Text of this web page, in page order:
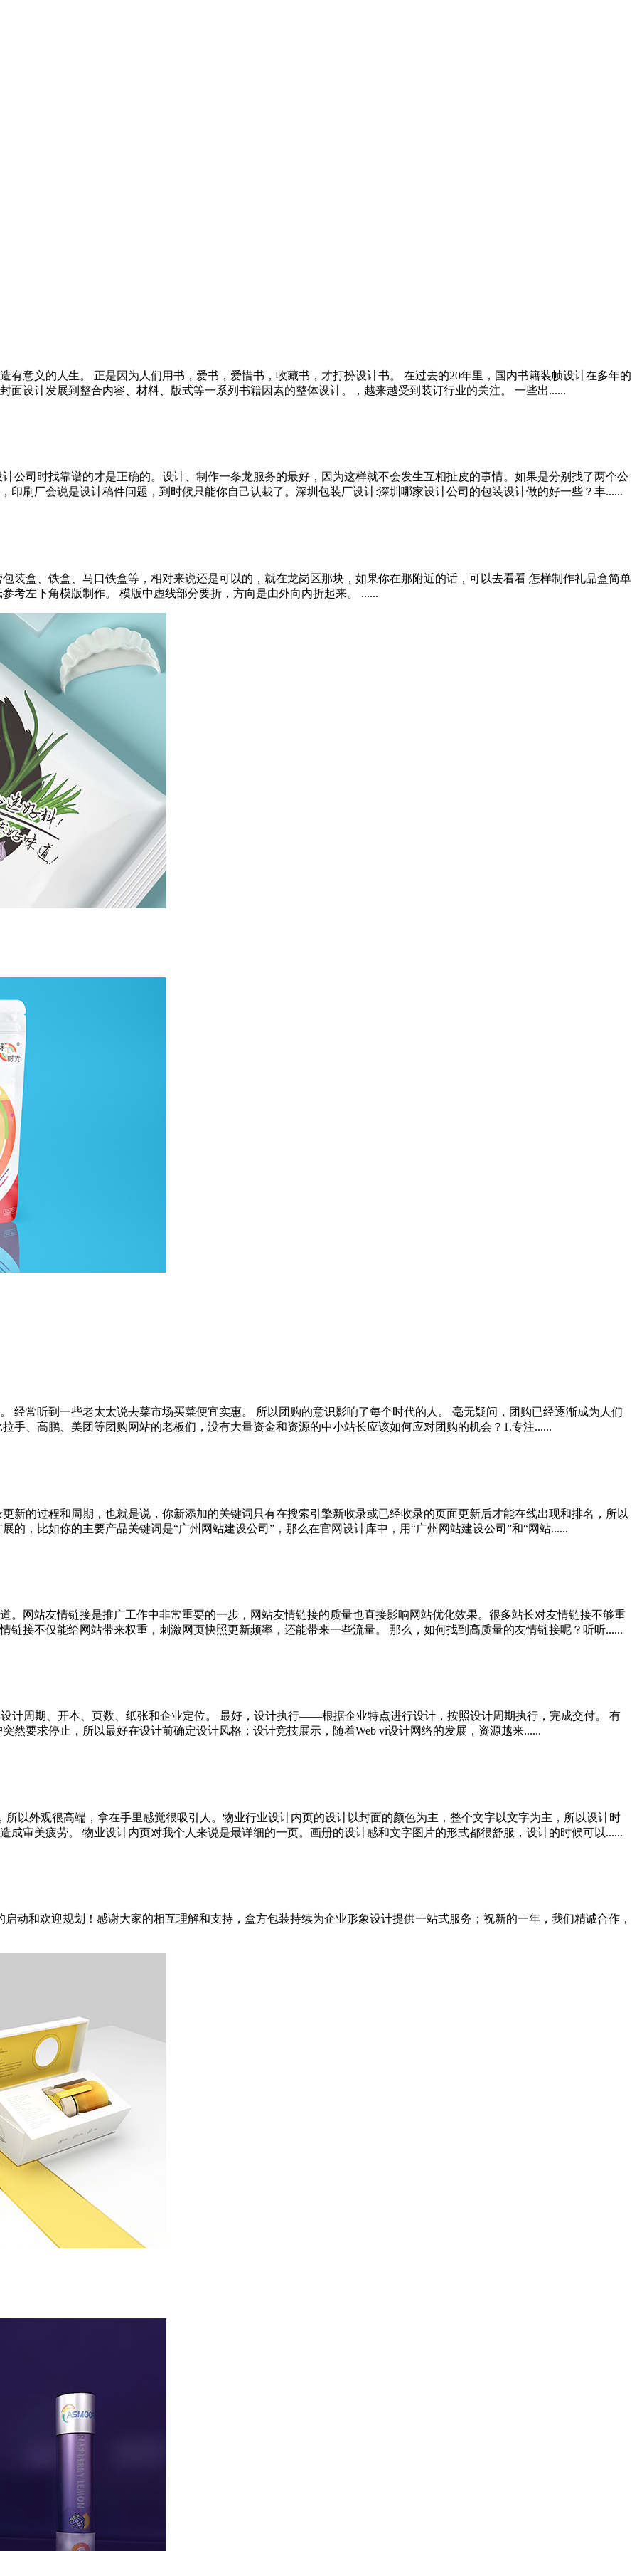
有意义的人生。 正是因为人们用书，爱书，爱惜书，收藏书，才打扮设计书。 在过去的20年里，国内书籍装帧设计在多年的
面设计发展到整合内容、材料、版式等一系列书籍因素的整体设计。，越来越受到装订行业的关注。 一些出......
公司时找靠谱的才是正确的。设计、制作一条龙服务的最好，因为这样就不会发生互相扯皮的事情。如果是分别找了两个公
印刷厂会说是设计稿件问题，到时候只能你自己认栽了。深圳包装厂设计:深圳哪家设计公司的包装设计做的好一些？丰......
装盒、铁盒、马口铁盒等，相对来说还是可以的，就在龙岗区那块，如果你在那附近的话，可以去看看 怎样制作礼品盒简单
考左下角模版制作。 模版中虚线部分要折，方向是由外向内折起来。 ......
经常听到一些老太太说去菜市场买菜便宜实惠。 所以团购的意识影响了每个时代的人。 毫无疑问，团购已经逐渐成为人们
手、高鹏、美团等团购网站的老板们，没有大量资金和资源的中小站长应该如何应对团购的机会？1.专注......
新的过程和周期，也就是说，你新添加的关键词只有在搜索引擎新收录或已经收录的页面更新后才能在线出现和排名，所以
的，比如你的主要产品关键词是“广州网站建设公司”，那么在官网设计库中，用“广州网站建设公司”和“网站......
。网站友情链接是推广工作中非常重要的一步，网站友情链接的质量也直接影响网站优化效果。很多站长对友情链接不够重
链接不仅能给网站带来权重，刺激网页快照更新频率，还能带来一些流量。 那么，如何找到高质量的友情链接呢？听听......
计周期、开本、页数、纸张和企业定位。 最好，设计执行——根据企业特点进行设计，按照设计周期执行，完成交付。 有
然要求停止，所以最好在设计前确定设计风格；设计竞技展示，随着Web vi设计网络的发展，资源越来......
以外观很高端，拿在手里感觉很吸引人。物业行业设计内页的设计以封面的颜色为主，整个文字以文字为主，所以设计时
成审美疲劳。 物业设计内页对我个人来说是最详细的一页。画册的设计感和文字图片的形式都很舒服，设计的时候可以......
动和欢迎规划！感谢大家的相互理解和支持，盒方包装持续为企业形象设计提供一站式服务；祝新的一年，我们精诚合作，